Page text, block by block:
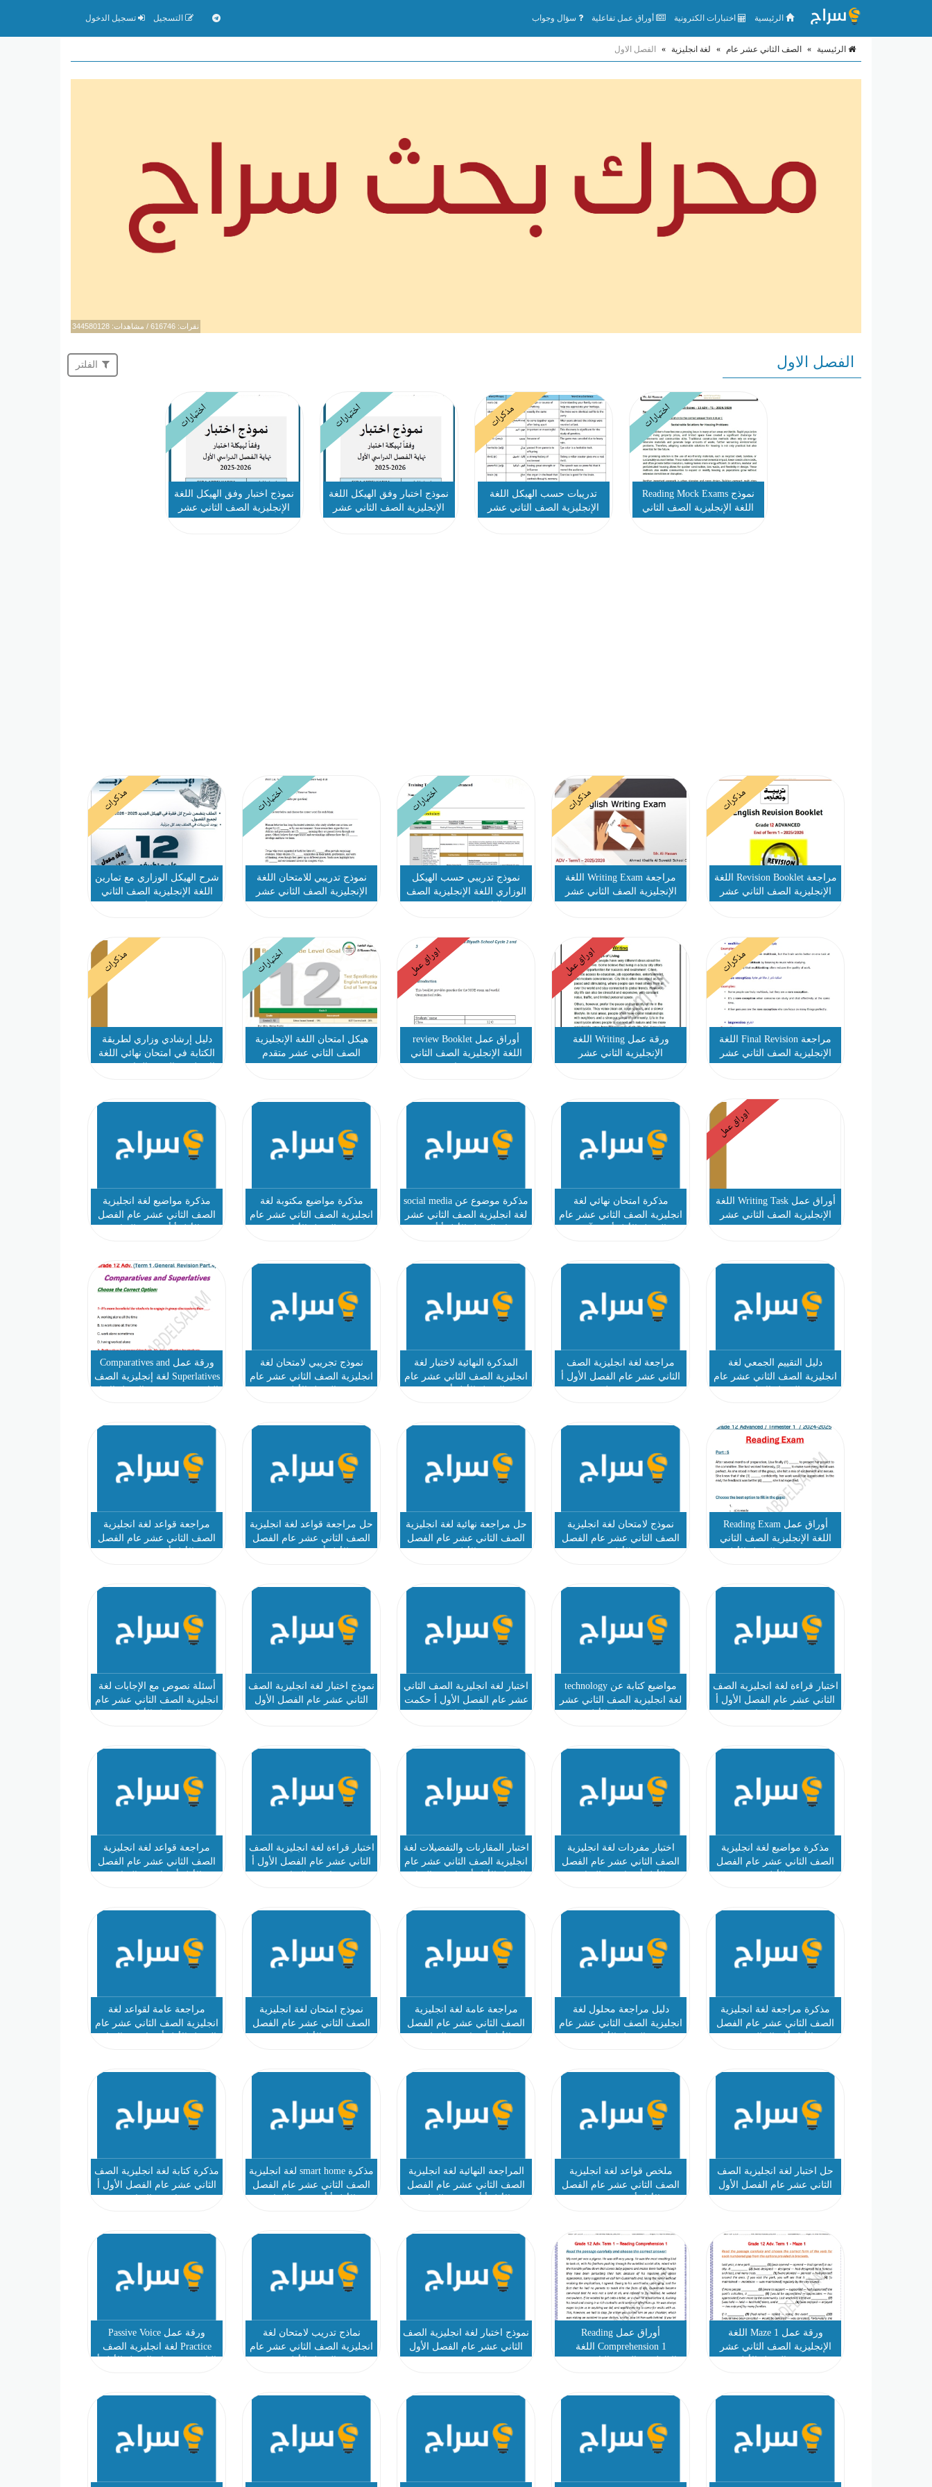
الرئيسية اختبارات الكترونية أوراق عمل تفاعلية سؤال وجواب التسجيل تسجيل الدخول
الرئيسية » الصف الثاني عشر عام » لغة انجليزية » الفصل الاول
نقرات: 616746 / مشاهدات: 344580128
الفصل الاول الفلتر
اختبارات
نموذج Reading Mock Exams
اللغة الإنجليزية الصف الثاني
عشر متقدم
مذكرات
تدريبات حسب الهيكل اللغة
الإنجليزية الصف الثاني عشر
متقدم
اختبارات
نموذج اختبار وفق الهيكل اللغة
الإنجليزية الصف الثاني عشر
نخبة
اختبارات
نموذج اختبار وفق الهيكل اللغة
الإنجليزية الصف الثاني عشر
متقدم
مذكرات
مراجعة Revision Booklet اللغة
الإنجليزية الصف الثاني عشر
متقدم
مذكرات
مراجعة Writing Exam اللغة
الإنجليزية الصف الثاني عشر
متقدم
اختبارات
نموذج تدريبي حسب الهيكل
الوزاري اللغة الإنجليزية الصف
الثاني عشر متقدم
اختبارات
نموذج تدريبي للامتحان اللغة
الإنجليزية الصف الثاني عشر
متقدم
مذكرات
شرح الهيكل الوزاري مع تمارين
اللغة الإنجليزية الصف الثاني
عشر عام
مذكرات
مراجعة Final Revision اللغة
الإنجليزية الصف الثاني عشر
متقدم
اوراق عمل
ورقة عمل Writing اللغة
الإنجليزية الثاني عشر
اوراق عمل
أوراق عمل review Booklet
اللغة الإنجليزية الصف الثاني
عشر عام
اختبارات
هيكل امتحان اللغة الإنجليزية
الصف الثاني عشر متقدم
مذكرات
دليل إرشادي وزاري لطريقة
الكتابة في امتحان نهائي اللغة
الإنجليزية الصف الحادي عشر
اوراق عمل
أوراق عمل Writing Task اللغة
الإنجليزية الصف الثاني عشر
متقدم
مذكرة امتحان نهائي لغة
انجليزية الصف الثاني عشر عام
الفصل الأول أحمد آغور
مذكرة موضوع عن social media
لغة انجليزية الصف الثاني عشر
عام الفصل الأول أ أحمد
مذكرة مواضيع مكتوبة لغة
انجليزية الصف الثاني عشر عام
الفصل الأول
مذكرة مواضيع لغة انجليزية
الصف الثاني عشر عام الفصل
الأول أ أحمد عبدالفتاح
دليل التقييم الجمعي لغة
انجليزية الصف الثاني عشر عام
الفصل الاول
مراجعة لغة انجليزية الصف
الثاني عشر عام الفصل الأول أ
معتصم علي
المذكرة النهائية لاختبار لغة
انجليزية الصف الثاني عشر عام
الفصل الأول أ شمة
نموذج تجريبي لامتحان لغة
انجليزية الصف الثاني عشر عام
الفصل الأول
ورقة عمل Comparatives and
Superlatives لغة إنجليزية الصف
الثاني عشر متقدم الفصل الاول
أوراق عمل Reading Exam
اللغة الإنجليزية الصف الثاني
عشر متقدم الفصل الأول
نموذج لامتحان لغة انجليزية
الصف الثاني عشر عام الفصل
الأول
حل مراجعة نهائية لغة انجليزية
الصف الثاني عشر عام الفصل
الأول
حل مراجعة قواعد لغة انجليزية
الصف الثاني عشر عام الفصل
الأول أ محمد نجيب
مراجعة قواعد لغة انجليزية
الصف الثاني عشر عام الفصل
الأول أ محمد نجيب
اختبار قراءة لغة انجليزية الصف
الثاني عشر عام الفصل الأول أ
عواد عبدالسلام
مواضيع كتابة عن technology
لغة انجليزية الصف الثاني عشر
عام الفصل الأول
اختبار لغة انجليزية الصف الثاني
عشر عام الفصل الأول أ حكمت
الخزاعلة
نموذج اختبار لغة انجليزية الصف
الثاني عشر عام الفصل الأول
أسئلة نصوص مع الإجابات لغة
انجليزية الصف الثاني عشر عام
الفصل الأول
مذكرة مواضيع لغة انجليزية
الصف الثاني عشر عام الفصل
الأول
اختبار مفردات لغة انجليزية
الصف الثاني عشر عام الفصل
الأول أ عواد عبد السلام
اختبار المقارنات والتفضيلات لغة
انجليزية الصف الثاني عشر عام
الفصل الأول أ عواد عبد السلام
اختبار قراءة لغة انجليزية الصف
الثاني عشر عام الفصل الأول أ
عواد عبد السلام
مراجعة قواعد لغة انجليزية
الصف الثاني عشر عام الفصل
الأول أ عواد عبد السلام
مذكرة مراجعة لغة انجليزية
الصف الثاني عشر عام الفصل
الأول أ كمال العتيق
دليل مراجعة محلول لغة
انجليزية الصف الثاني عشر عام
الفصل الأول
مراجعة عامة لغة انجليزية
الصف الثاني عشر عام الفصل
الأول أ عواد عبد السلام
نموذج امتحان لغة انجليزية
الصف الثاني عشر عام الفصل
الأول
مراجعة عامة لقواعد لغة
انجليزية الصف الثاني عشر عام
الفصل الأول أ عواد عبد السلام
حل اختبار لغة انجليزية الصف
الثاني عشر عام الفصل الأول
ملخص قواعد لغة انجليزية
الصف الثاني عشر عام الفصل
الأول أ شريف جودة
المراجعة النهائية لغة انجليزية
الصف الثاني عشر عام الفصل
الأول أ أحمد عبد الفتاح
مذكرة smart home لغة انجليزية
الصف الثاني عشر عام الفصل
الأول أ أحمد عبد الفتاح
مذكرة كتابة لغة انجليزية الصف
الثاني عشر عام الفصل الأول أ
عواد عبد السلام
ورقة عمل Maze 1 اللغة
الإنجليزية الصف الثاني عشر
متقدم الفصل الأول
أوراق عمل Reading
Comprehension 1 اللغة
الإنجليزية الصف الثاني عشر
نموذج اختبار لغة انجليزية الصف
الثاني عشر عام الفصل الأول
نماذج تدريب لامتحان لغة
انجليزية الصف الثاني عشر عام
الفصل الأول
ورقة عمل Passive Voice
Practice لغة انجليزية الصف
الثاني عشر عام الفصل الأول أ